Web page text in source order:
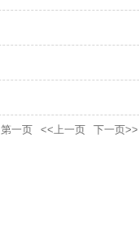
第一页 <<上一页 下一页>>